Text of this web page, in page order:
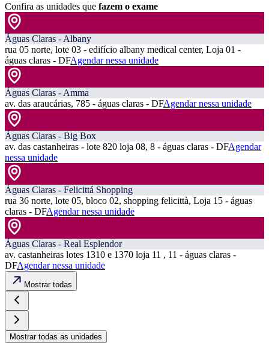
Confira as unidades que fazem o exame
Águas Claras - Albany
rua 05 norte, lote 03 - edifício albany medical center, Loja 01 -
águas claras - DFAgendar nessa unidade
Águas Claras - Amma
av. das araucárias, 785 - águas claras - DFAgendar nessa unidade
Águas Claras - Big Box
av. das castanheiras - lote 820 loja 08, 8 - águas claras - DFAgendar
nessa unidade
Águas Claras - Felicittá Shopping
rua 36 norte, lote 05, bloco 02, shopping felicittà, Loja 15 - águas
claras - DFAgendar nessa unidade
Águas Claras - Real Esplendor
av. castanheiras lotes 1310 e 1370 loja 11 , 11 - águas claras -
DFAgendar nessa unidade
Mostrar todas
Mostrar todas as unidades